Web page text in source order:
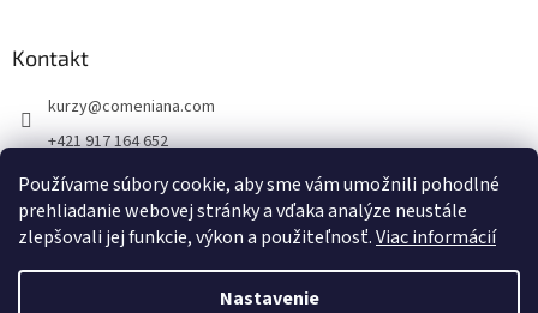
Používame súbory cookie, aby sme vám umožnili pohodlné
prehliadanie webovej stránky a vďaka analýze neustále
zlepšovali jej funkcie, výkon a použiteľnosť.Viac informácií
Nastavenie
Kontakt
kurzy@comeniana.com
+421 917 164 652
FB Comeniana.com